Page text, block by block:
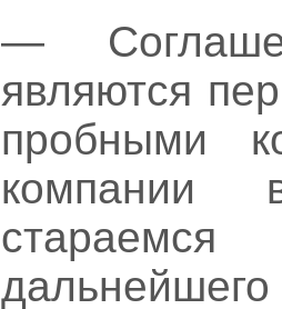
—
являются
пробными